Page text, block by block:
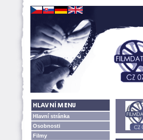
Hlavní stránka
Osobnosti
Filmy